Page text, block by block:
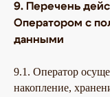
9. Перечень
Оператором с
данными
9.1. Оператор
накопление,